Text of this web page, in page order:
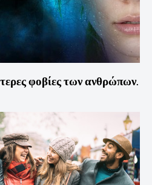
φοβίες των ανθρώπων.